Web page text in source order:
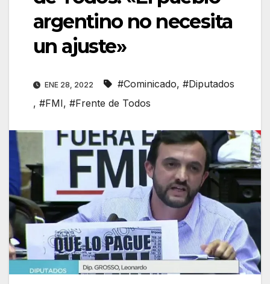
argentino no necesita
un ajuste»
ENE 28, 2022 #Cominicado, #Diputados
, #FMI, #Frente de Todos